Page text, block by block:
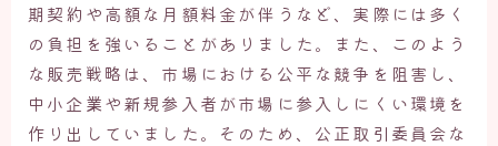
期契約や高額な月額料金が伴うなど、実際には多く
の負担を強いることがありました。また、このよう
な販売戦略は、市場における公平な競争を阻害し、
中小企業や新規参入者が市場に参入しにくい環境を
作り出していました。そのため、公正取引委員会な